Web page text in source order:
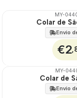
MY-
Colar de
Envio
€2
MY-
Colar de
Envio